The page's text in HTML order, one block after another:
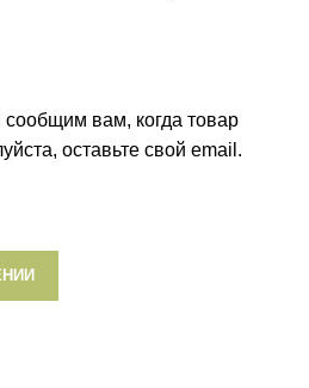
вам, когда товар
оставьте свой email.